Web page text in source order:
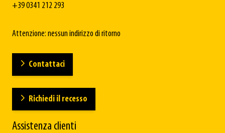
+39 0341 212 293
Attenzione: nessun indirizzo di ritorno
Contattaci
Richiedi il recesso
Assistenza clienti